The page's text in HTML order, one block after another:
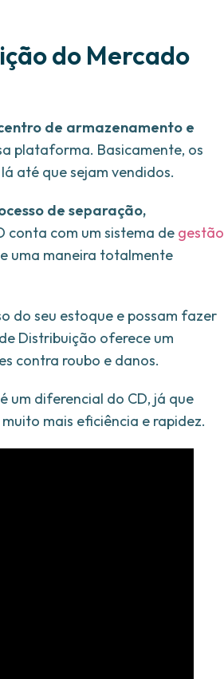
do Mercado
de armazenamento e
plataforma. Basicamente, os
até que sejam vendidos.
de separação,
conta com um sistema de gestão
uma maneira totalmente
do seu estoque e possam fazer
Distribuição oferece um
contra roubo e danos.
um diferencial do CD, já que
mais eficiência e rapidez.